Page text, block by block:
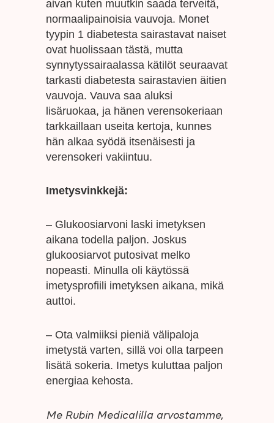
aivan kuten muutkin saada terveitä,
normaalipainoisia vauvoja. Monet
tyypin 1 diabetesta sairastavat naiset
ovat huolissaan tästä, mutta
synnytyssairaalassa kätilöt seuraavat
tarkasti diabetesta sairastavien äitien
vauvoja. Vauva saa aluksi
lisäruokaa, ja hänen verensokeriaan
tarkkaillaan useita kertoja, kunnes
hän alkaa syödä itsenäisesti ja
verensokeri vakiintuu.
Imetysvinkkejä:
– Glukoosiarvoni laski imetyksen
aikana todella paljon. Joskus
glukoosiarvot putosivat melko
nopeasti. Minulla oli käytössä
imetysprofiili imetyksen aikana, mikä
auttoi.
– Ota valmiiksi pieniä välipaloja
imetystä varten, sillä voi olla tarpeen
lisätä sokeria. Imetys kuluttaa paljon
energiaa kehosta.
Me Rubin Medicalilla arvostamme,